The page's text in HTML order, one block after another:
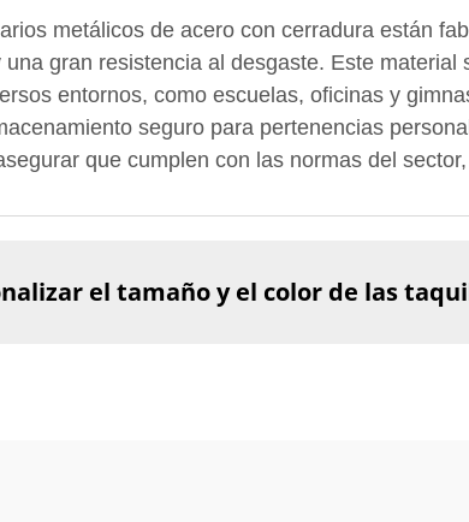
metálicos de acero con cerradura están
una gran resistencia al desgaste. Este
entornos, como escuelas, oficinas y
seguro para pertenencias
que cumplen con las normas del
el tamaño y el color de las